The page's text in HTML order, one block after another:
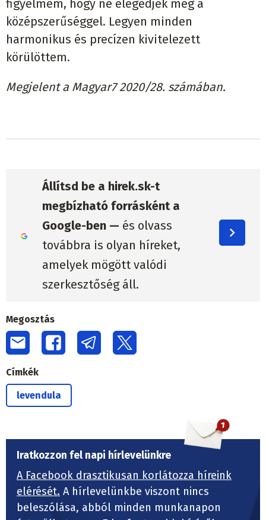
figyelmem, hogy ne elégedjek meg a
középszerűséggel. Legyen minden
harmonikus és precízen kivitelezett
körülöttem.
Megjelent a Magyar7 2020/28. számában.
Állítsd be a hirek.sk-t
megbízható forrásként a
Google-ben — és olvass
továbbra is olyan híreket,
amelyek mögött valódi
szerkesztőség áll.
Megosztás
Címkék
levendula
Iratkozzon fel napi hírlevelünkre
A Facebook drasztikusan korlátozza híreink
elérését. A hírlevelünkbe viszont nincs
beleszólása, abból minden munkanapon